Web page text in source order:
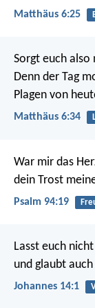
Matthäus 6:25
Sorgt euch also
Denn der Tag
Plagen von
Matthäus 6:34
War mir das
dein Trost
Psalm 94:19
Lasst euch
und glaubt
Johannes 14:1